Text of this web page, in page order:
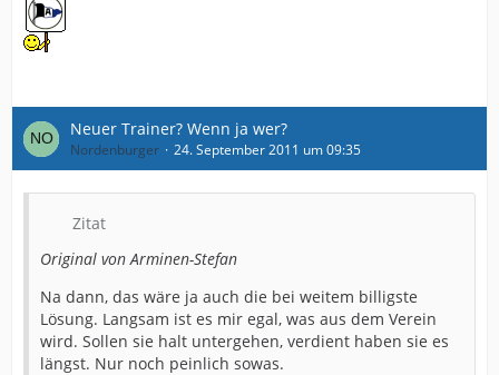
Neuer Trainer? Wenn ja wer?
Nordenburger 24. September 2011 um 09:35
Zitat
Original von Arminen-Stefan
Na dann, das wäre ja auch die bei weitem billigste
Lösung. Langsam ist es mir egal, was aus dem Verein
wird. Sollen sie halt untergehen, verdient haben sie es
längst. Nur noch peinlich sowas.